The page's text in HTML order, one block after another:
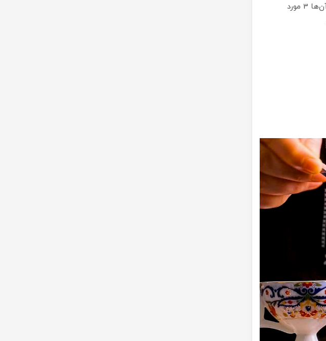
همان‌طور که اشاره کردیم عوامل مختلی در خرید قهوه‌جوش ترک اهمیت دارند که از بین آن‌ها 3 مورد